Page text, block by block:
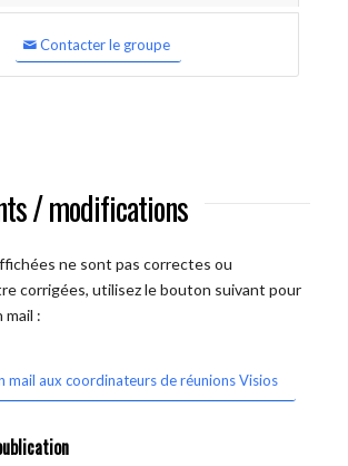
Contacter le groupe
/ modifications
ne sont pas correctes ou
corrigées, utilisez le bouton suivant pour
mail :
mail aux coordinateurs de réunions Visios